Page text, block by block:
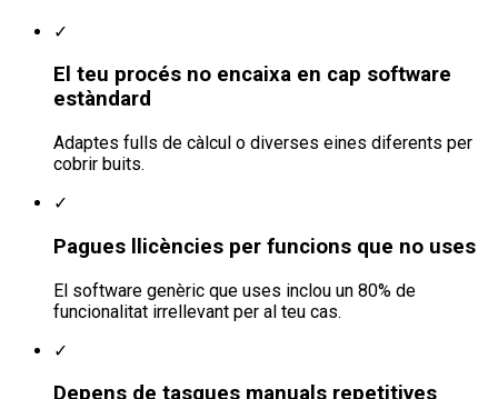
✓
El teu procés no encaixa en cap software
estàndard
Adaptes fulls de càlcul o diverses eines diferents per
cobrir buits.
✓
Pagues llicències per funcions que no uses
El software genèric que uses inclou un 80% de
funcionalitat irrellevant per al teu cas.
✓
Depens de tasques manuals repetitives